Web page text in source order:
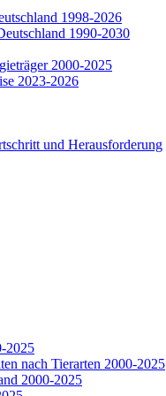
1998-2026
1990-2030
2000-2025
2023-2026
und Herausforderung
2025
nach Tierarten 2000-2025
2000-2025